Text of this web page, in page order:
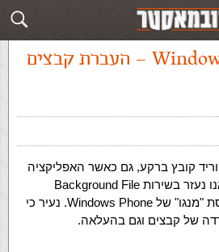
»
מדריך Windows Phone – העברת קבצים
קובץ ברקע, גם כאשר האפליקציה
כבר לא רצה. לשם כך אנו נעזר בשירות Background File
Transfer שמגיע עם גרסת "מנגו" של Windows Phone. נעיר כי
של קבצים וגם בהעלאה.